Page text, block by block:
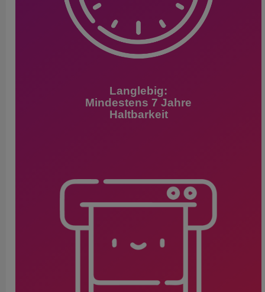
Langlebig:
Mindestens 7 Jahre
Haltbarkeit